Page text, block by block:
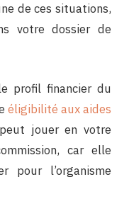
de ces situations,
votre dossier de
profil financier du
éligibilité aux aides
jouer en votre
car elle
pour l’organisme